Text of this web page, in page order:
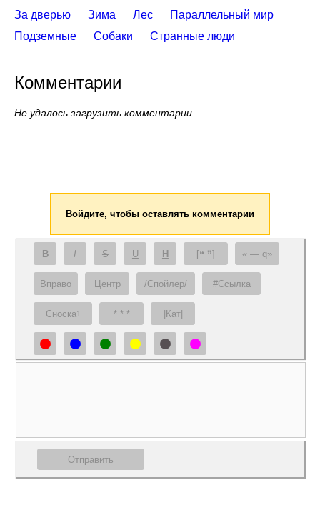
За дверью
Зима Лес
Параллельный мир
Подземные
Собаки Странные люди
Комментарии
Не удалось загрузить комментарии
Войдите, чтобы оставлять комментарии
B I S U H [❝ ❞] — q
Вправо Центр /Спойлер/ #Ссылка
Сноска1 * * * |Кат|